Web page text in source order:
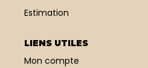
Estimation
LIENS UTILES
Mon compte